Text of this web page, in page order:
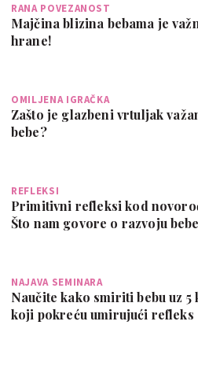
RANA POVEZANOST
Majčina blizina bebama je
hrane!
OMILJENA IGRAČKA
Zašto je glazbeni vrtuljak
bebe?
REFLEKSI
Primitivni refleksi kod
Što nam govore o razvoju
NAJAVA SEMINARA
Naučite kako smiriti bebu uz 5
koji pokreću umirujući refleks